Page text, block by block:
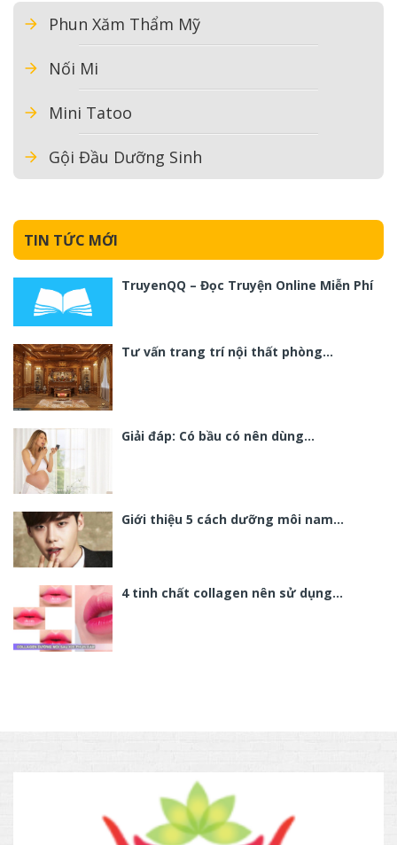
Phun Xăm Thẩm Mỹ
Nối Mi
Mini Tatoo
Gội Đầu Dưỡng Sinh
TIN TỨC MỚI
TruyenQQ – Đọc Truyện Online Miễn Phí
Tư vấn trang trí nội thất phòng…
Giải đáp: Có bầu có nên dùng…
Giới thiệu 5 cách dưỡng môi nam…
4 tinh chất collagen nên sử dụng…